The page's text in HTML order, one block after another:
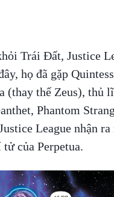
Trái Đất, Justice
họ đã gặp
(thay thế Zeus), thủ
Phantom
League nhận
của Perpetua.